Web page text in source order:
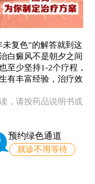
复色”的解答就到这
白癜风不是朝夕之间
至少坚持1-2个疗程，
有丰富经验，治疗效
，请按药品说明书或
预约绿色通道
就诊不用等待